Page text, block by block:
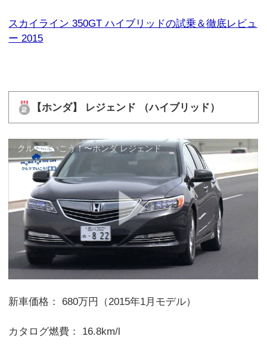
スカイライン 350GT ハイブリッドの試乗＆徹底レビュ
ー 2015
【ホンダ】 レジェンド （ハイブリッド）
クルマでいこう！〜ホンダ レジェンド
新車価格： 680万円（2015年1月モデル）
カタログ燃費： 16.8km/l